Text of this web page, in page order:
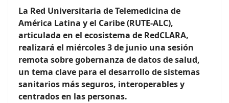
La Red Universitaria de Telemedicina de
América Latina y el Caribe (RUTE-ALC),
articulada en el ecosistema de RedCLARA,
realizará el miércoles 3 de junio una sesión
remota sobre gobernanza de datos de salud,
un tema clave para el desarrollo de sistemas
sanitarios más seguros, interoperables y
centrados en las personas.